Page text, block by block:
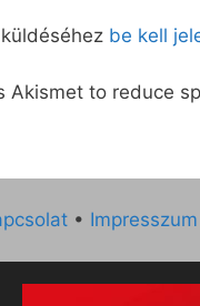
be kell
Akismet to reduce
• Impresszum